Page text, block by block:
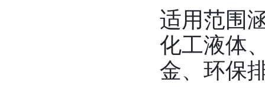
适用范围
化工液体
金、环保